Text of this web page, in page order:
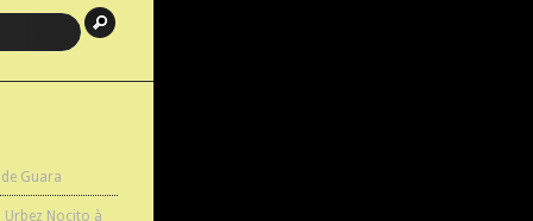
Guara
Urbez Nocito à